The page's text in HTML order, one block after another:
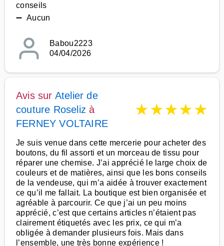
conseils
➖ Aucun
Babou2223
04/04/2026
Avis sur Atelier de
couture Roseliz à
FERNEY VOLTAIRE
★★★★★
Je suis venue dans cette mercerie pour acheter des
boutons, du fil assorti et un morceau de tissu pour
réparer une chemise. J’ai apprécié le large choix de
couleurs et de matières, ainsi que les bons conseils
de la vendeuse, qui m’a aidée à trouver exactement
ce qu’il me fallait. La boutique est bien organisée et
agréable à parcourir. Ce que j’ai un peu moins
apprécié, c’est que certains articles n’étaient pas
clairement étiquetés avec les prix, ce qui m’a
obligée à demander plusieurs fois. Mais dans
l’ensemble, une très bonne expérience !